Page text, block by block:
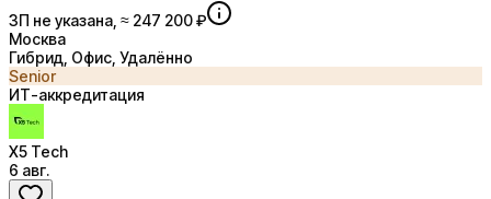
ЗП не указана, ≈ 247 200 ₽
Москва
Гибрид, Офис, Удалённо
Senior
ИТ-аккредитация
X5 Tech
6 авг.